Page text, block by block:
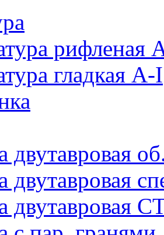
рифленая
гладкая A-I
двутавровая
двутавровая
двутавровая